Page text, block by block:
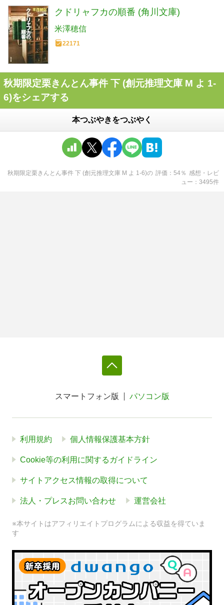
クドリャフカの順番 (角川文庫)
米澤穂信
22171
秋期限定栗きんとん事件 下 (創元推理文庫 M よ 1-
6)をシェアする
本つぶやきをつぶやく
秋期限定栗きんとん事件 下 (創元推理文庫 M よ 1-6)の 評価 54％ 感想・レビ
ュー
3495件
スマートフォン版 パソコン版
利用規約 個人情報保護基本方針
Cookie等の利用に関するガイドライン
サイトアクセス情報の取得について
法人・プレスお問い合わせ 運営会社
※本サイトはアフィリエイトプログラムによる収益を得ていま
す